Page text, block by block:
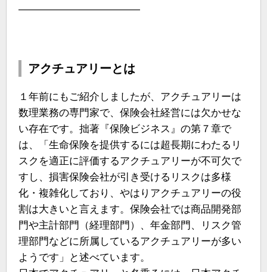
————————————
アクチュアリーとは
１年前にもご紹介しましたが、アクチュアリーは
数理業務の専門家で、保険会社経営には欠かせな
い存在です。拙著『保険ビジネス』の第７章で
は、「生命保険を提供するには超長期にわたるリ
スクを適正に評価するアクチュアリーが不可欠で
すし、損害保険会社が引き受けるリスクは多様
化・複雑化しており、やはりアクチュアリーの役
割は大きいと言えます。保険会社では商品開発部
門や主計部門（経理部門）、年金部門、リスク管
理部門などに所属しているアクチュアリーが多い
ようです」と述べています。